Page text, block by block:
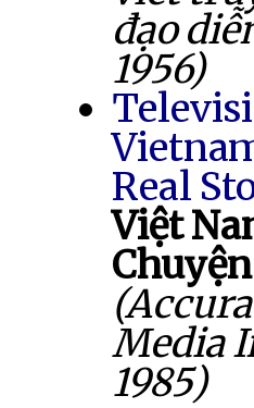
đạo
1956)
Real
Việt
Media
1985)